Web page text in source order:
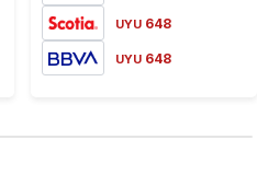
UYU 648
UYU 648